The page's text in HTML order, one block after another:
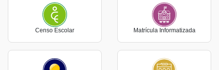
Censo Escolar Matrícula Informatizada